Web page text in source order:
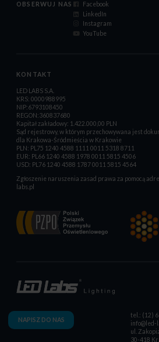
OBSERWUJ NAS
Facebook
LinkedIn
Instagram
YouTube
KONTAKT
LED LABS S.A.
KRS: 0000988995
NIP:6793108450
REGON:360837680
Kapitał zakładowy: 1.422.000,00 PLN
Sąd rejestrowy, w którym przechowywana jest
dla Krakowa-Śródmieścia w Krakowie
PLN: PL75 1240 4588 1111 0011 5318 8711
EUR: PL66 1240 4588 1978 0011 5815 4506
USD: PL76 1240 4588 1787 0011 5815 4564
Zgłoszenie naruszenia zasad prawa za pomocą
labs.pl
NAPISZ DO NAS
tel.: (12)
info@led-
ul.
30-418